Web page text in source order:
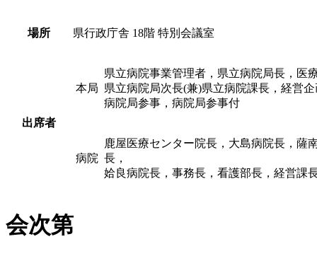
場所 県行政庁舎 18階 特別会議室
出席者
本局
県立病院事業管理者，県立病院局長，医
県立病院局次長(兼)県立病院課長，経営
病院局参事，病院局参事付
病院
鹿屋医療センター院長，大島病院長，薩
長，
姶良病院長，事務長，看護部長，経営課
会次第